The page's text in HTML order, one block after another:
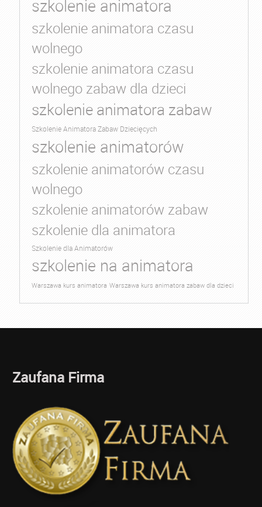
szkolenie animatora
szkolenie animatora czasu
wolnego
szkolenie animatora czasu
wolnego zabaw dla dzieci
szkolenie animatora zabaw
Szkolenie Animatora Zabaw Dziecięcych
szkolenie animatorów
szkolenie animatorów czasu
wolnego
szkolenie animatorów zabaw
szkolenie dla animatora
Szkolenie dla Animatorów
szkolenie na animatora
Warszawa kurs animatora Warszawa kurs animatora zabaw dla dzieci
Zaufana Firma